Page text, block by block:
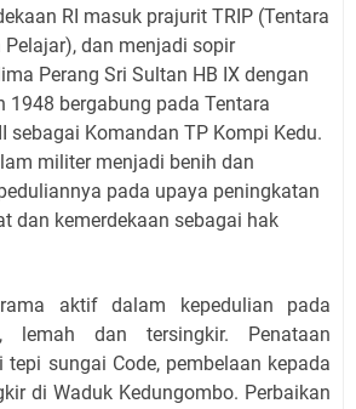
RI masuk prajurit TRIP (Tentara
Pelajar), dan menjadi sopir
Perang Sri Sultan HB IX dengan
1948 bergabung pada Tentara
sebagai Komandan TP Kompi Kedu.
militer menjadi benih dan
pada upaya peningkatan
dan kemerdekaan sebagai hak
aktif dalam kepedulian pada
lemah dan tersingkir. Penataan
sungai Code, pembelaan kepada
di Waduk Kedungombo. Perbaikan